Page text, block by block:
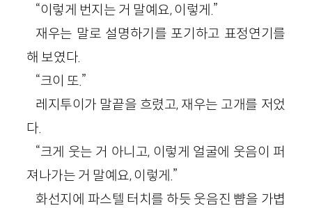
“이렇게 번지는 거 말예요, 이렇게.”
재우는 말로 설명하기를 포기하고 표정연기를
해 보였다.
“크이 또.”
레지투이가 말끝을 흐렸고, 재우는 고개를 저었
다.
“크게 웃는 거 아니고, 이렇게 얼굴에 웃음이 퍼
져나가는 거 말예요, 이렇게.”
화선지에 파스텔 터치를 하듯 웃음진 뺨을 가볍